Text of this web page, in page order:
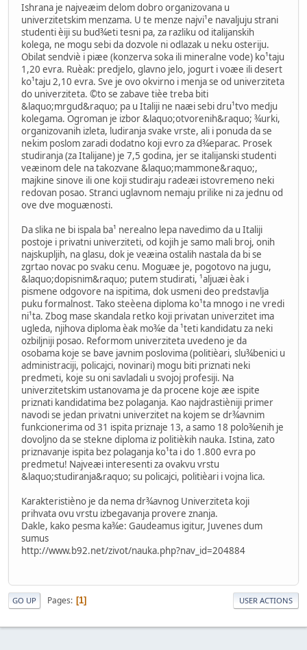
Ishrana je najveæim delom dobro organizovana u
univerzitetskim menzama. U te menze najvi¹e navaljuju strani
studenti èiji su bud¾eti tesni pa, za razliku od italijanskih
kolega, ne mogu sebi da dozvole ni odlazak u neku osteriju.
Obilat sendviè i piæe (konzerva soka ili mineralne vode) ko¹taju
1,20 evra. Ruèak: predjelo, glavno jelo, jogurt i voæe ili desert
ko¹taju 2,10 evra. Sve je ovo okvirno i menja se od univerziteta
do univerziteta. ©to se zabave tièe treba biti
&laquo;mrgud&raquo; pa u Italiji ne naæi sebi dru¹tvo medju
kolegama. Ogroman je izbor &laquo;otvorenih&raquo; ¾urki,
organizovanih izleta, ludiranja svake vrste, ali i ponuda da se
nekim poslom zaradi dodatno koji evro za d¾eparac. Prosek
studiranja (za Italijane) je 7,5 godina, jer se italijanski studenti
veæinom dele na takozvane &laquo;mammone&raquo;,
majkine sinove ili one koji studiraju radeæi istovremeno neki
redovan posao. Stranci uglavnom nemaju prilike ni za jednu od
ove dve moguænosti.
Da slika ne bi ispala ba¹ nerealno lepa navedimo da u Italiji
postoje i privatni univerziteti, od kojih je samo mali broj, onih
najskupljih, na glasu, dok je veæina ostalih nastala da bi se
zgrtao novac po svaku cenu. Moguæe je, pogotovo na jugu,
&laquo;dopisnim&raquo; putem studirati, ¹aljuæi èak i
pismene odgovore na ispitima, dok usmeni deo predstavlja
puku formalnost. Tako steèena diploma ko¹ta mnogo i ne vredi
ni¹ta. Zbog mase skandala retko koji privatan univerzitet ima
ugleda, njihova diploma èak mo¾e da ¹teti kandidatu za neki
ozbiljniji posao. Reformom univerziteta uvedeno je da
osobama koje se bave javnim poslovima (politièari, slu¾benici u
administraciji, policajci, novinari) mogu biti priznati neki
predmeti, koje su oni savladali u svojoj profesiji. Na
univerzitetskim ustanovama je da procene koje æe ispite
priznati kandidatima bez polaganja. Kao najdrastièniji primer
navodi se jedan privatni univerzitet na kojem se dr¾avnim
funkcionerima od 31 ispita priznaje 13, a samo 18 polo¾enih je
dovoljno da se stekne diploma iz politièkih nauka. Istina, zato
priznavanje ispita bez polaganja ko¹ta i do 1.800 evra po
predmetu! Najveæi interesenti za ovakvu vrstu
&laquo;studiranja&raquo; su policajci, politièari i vojna lica.
Karakteristièno je da nema dr¾avnog Univerziteta koji
prihvata ovu vrstu izbegavanja provere znanja.
Dakle, kako pesma ka¾e: Gaudeamus igitur, Juvenes dum
sumus
http://www.b92.net/zivot/nauka.php?nav_id=204884
GO UP Pages 1 USER ACTIONS